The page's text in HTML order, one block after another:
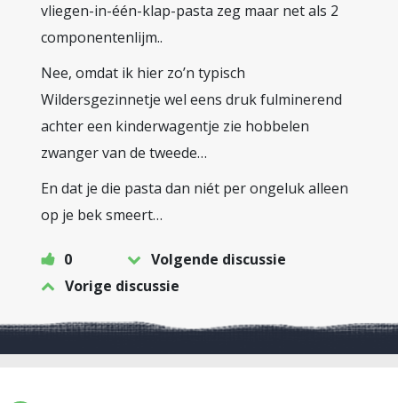
vliegen-in-één-klap-pasta zeg maar net als 2
componentenlijm..
Nee, omdat ik hier zo’n typisch
Wildersgezinnetje wel eens druk fulminerend
achter een kinderwagentje zie hobbelen
zwanger van de tweede…
En dat je die pasta dan niét per ongeluk alleen
op je bek smeert…
0
Volgende discussie
Vorige discussie